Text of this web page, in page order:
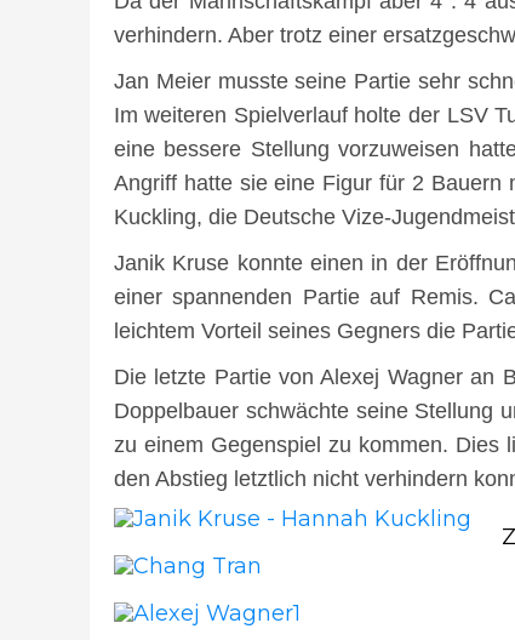
verhindern. Aber trotz einer
Jan Meier musste seine Partie sehr
Im weiteren Spielverlauf holte der LSV
eine bessere Stellung vorzuweisen
Angriff hatte sie eine Figur für 2 Bauern
Kuckling, die Deutsche Vize-
Janik Kruse konnte einen in der
einer spannenden Partie auf Remis.
leichtem Vorteil seines Gegners die
Die letzte Partie von Alexej Wagner an
Doppelbauer schwächte seine Stellung
zu einem Gegenspiel zu kommen.
den Abstieg letztlich nicht verhindern
Beitragsnavigation